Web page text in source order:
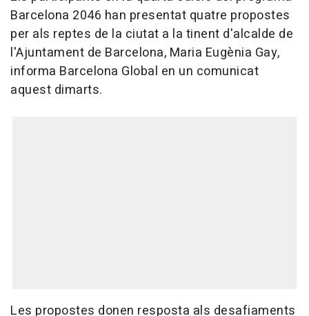
Barcelona 2046 han presentat quatre propostes
per als reptes de la ciutat a la tinent d'alcalde de
l'Ajuntament de Barcelona, Maria Eugènia Gay,
informa Barcelona Global en un comunicat
aquest dimarts.
Les propostes donen resposta als desafiaments